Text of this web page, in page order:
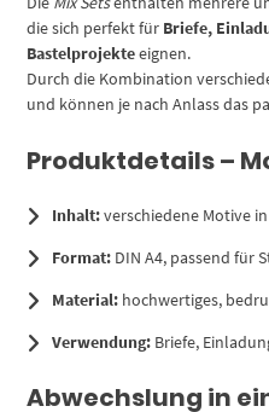
die sich perfekt für Briefe,
Bastelprojekteeignen.
Durch die Kombination
und können je nach Anlass das
Produktdetails –
Inhalt:verschiedene Motive
Format: DIN A4, passend für
Material: hochwertiges,
Verwendung: Briefe,
Abwechslung in